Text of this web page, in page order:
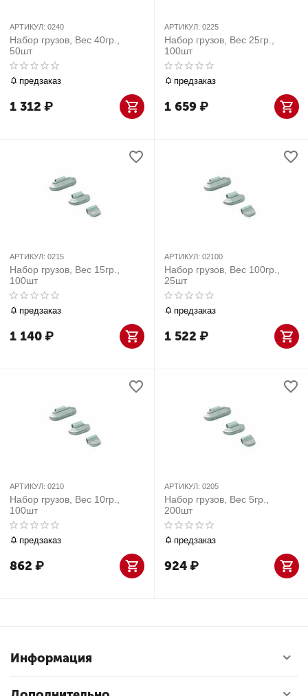
АРТИКУЛ: 0240
Набор грузов, Вес 40гр.,
50шт
предзаказ
1 312 ₽
АРТИКУЛ: 0225
Набор грузов, Вес 25гр.,
100шт
предзаказ
1 659₽
АРТИКУЛ: 0215
Набор грузов, Вес 15гр.,
100шт
предзаказ
1 140₽
АРТИКУЛ: 02100
Набор грузов, Вес 100гр.,
25шт
предзаказ
1 522 ₽
АРТИКУЛ: 0210
Набор грузов, Вес 10гр.,
100шт
предзаказ
862 ₽
АРТИКУЛ: 0205
Набор грузов, Вес 5гр.,
200шт
предзаказ
924₽
Информация